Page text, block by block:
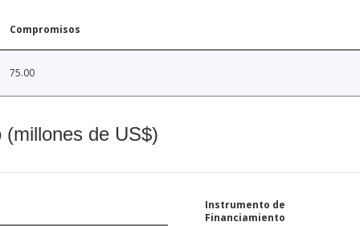
Compromisos
75.00
de US$)
Instrumento de
Financiamiento